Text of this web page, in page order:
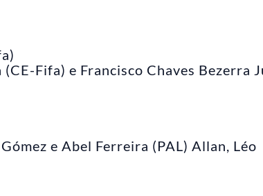
Fifa) e Francisco Chaves Bezerra
e Abel Ferreira (PAL) Allan, Léo